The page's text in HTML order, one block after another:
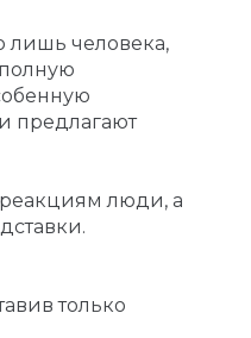
лишь человека,
предлагают
люди, а
только